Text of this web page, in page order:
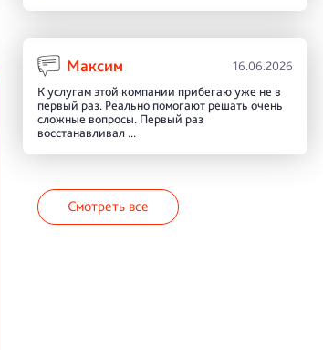
Максим 16.06.2026
К услугам этой компании прибегаю уже не в
первый раз. Реально помогают решать очень
сложные вопросы. Первый раз
восстанавливал ...
Смотреть все